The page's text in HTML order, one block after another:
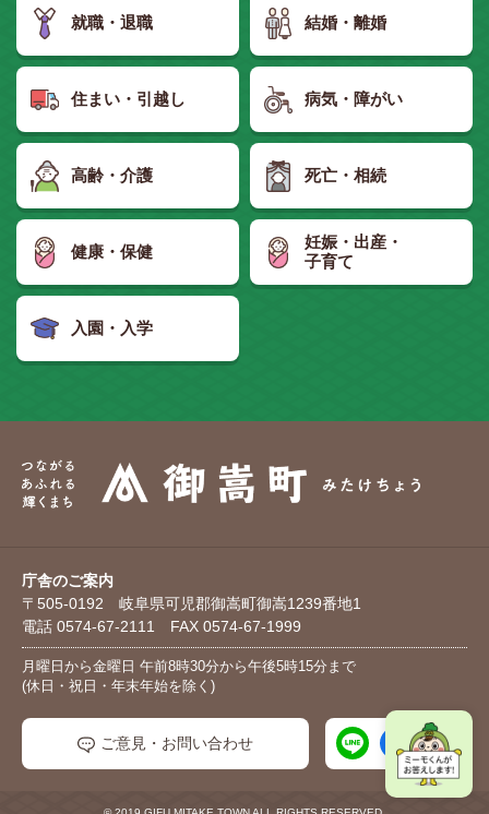
就職・退職 結婚・離婚
住まい・引越し 病気・障がい
高齢・介護 死亡・相続
健康・保健
妊娠・出産・
子育て
入園・入学
庁舎のご案内
〒505-0192 岐阜県可児郡御嵩町御嵩1239番地1
電話 0574-67-2111 FAX 0574-67-1999
月曜日から金曜日 午前8時30分から午後5時15分まで
(休日・祝日・年末年始を除く)
ご意見・お問い合わせ